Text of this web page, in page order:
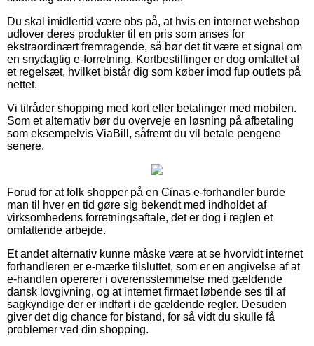
Du skal imidlertid være obs på, at hvis en internet webshop
udlover deres produkter til en pris som anses for
ekstraordinært fremragende, så bør det tit være et signal om
en snydagtig e-forretning. Kortbestillinger er dog omfattet af
et regelsæt, hvilket bistår dig som køber imod fup outlets på
nettet.
Vi tilråder shopping med kort eller betalinger med mobilen.
Som et alternativ bør du overveje en løsning på afbetaling
som eksempelvis ViaBill, såfremt du vil betale pengene
senere.
Forud for at folk shopper på en Cinas e-forhandler burde
man til hver en tid gøre sig bekendt med indholdet af
virksomhedens forretningsaftale, det er dog i reglen et
omfattende arbejde.
Et andet alternativ kunne måske være at se hvorvidt internet
forhandleren er e-mærke tilsluttet, som er en angivelse af at
e-handlen opererer i overensstemmelse med gældende
dansk lovgivning, og at internet firmaet løbende ses til af
sagkyndige der er indført i de gældende regler. Desuden
giver det dig chance for bistand, for så vidt du skulle få
problemer ved din shopping.